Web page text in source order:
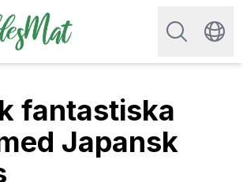
Sök efter
fantastiska
Japansk